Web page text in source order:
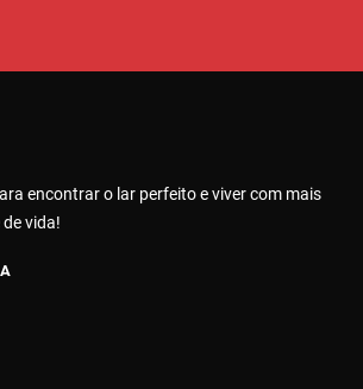
encontrar o lar perfeito e viver com mais
vida!